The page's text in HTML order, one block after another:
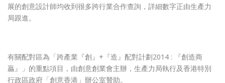
展的創意設計師均收到很多跨行業合作查詢，詳細數字正由生產力
局跟進。
有關配對區為「跨產業『創』+『造』配對計劃2014 : 『創造商
贏』」的重點項目，由創意創業會主辦，生產力局執行及香港特別
行政區政府「創意香港」辦公室贊助。